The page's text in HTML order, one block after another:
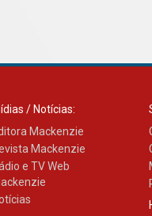
/ Notícias:
Mackenzie
Mackenzie
e TV Web